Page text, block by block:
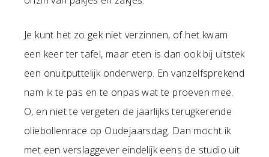
Je kunt het zo gek niet verzinnen, of het kwam
een keer ter tafel, maar eten is dan ook bij uitstek
een onuitputtelijk onderwerp. En vanzelfsprekend
nam ik te pas en te onpas wat te proeven mee.
O, en niet te vergeten de jaarlijks terugkerende
oliebollenrace op Oudejaarsdag. Dan mocht ik
met een verslaggever eindelijk eens de studio uit